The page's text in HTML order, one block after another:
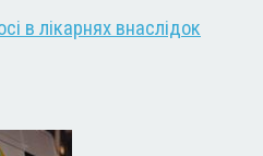
в лікарнях внаслідок